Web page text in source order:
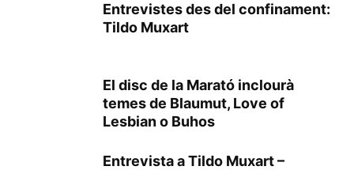
Entrevistes des del confinament:
Tildo Muxart
El disc de la Marató inclourà
temes de Blaumut, Love of
Lesbian o Buhos
Entrevista a Tildo Muxart –